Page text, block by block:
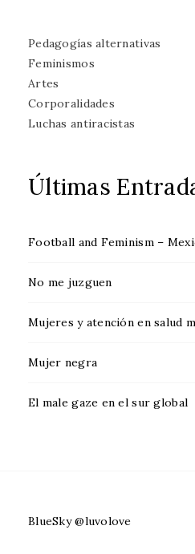
Pedagogías alternativas
Feminismos
Artes
Corporalidades
Luchas antiracistas
Últimas
Football and Feminism –
No me juzguen
Mujeres y atención en salud
Mujer negra
El male gaze en el sur global
BlueSky @luvolove